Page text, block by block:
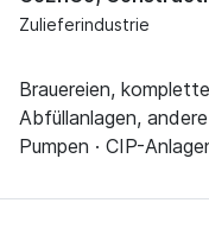
Zulieferindustrie
Brauereien,
Abfüllanlagen,
Pumpen · CIP-